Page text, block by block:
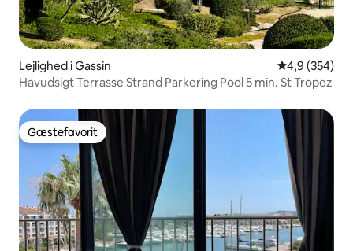
Lejlighed i Gassin 4,9 ud af 5 i
4,9 (354)
Havudsigt Terrasse Strand Parkering Pool 5 min. St Tropez
Gæstefavorit
Gæstefavorit